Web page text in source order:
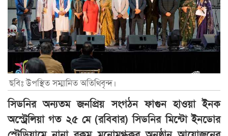
ছবিঃ উপস্থিত সম্মানিত অতিথিবৃন্দ।
সিডনির অন্যতম জনপ্রিয় সংগঠন ফাগুন হাওয়া ইনক
অস্ট্রেলিয়া গত ২৫ মে (রবিবার) সিডনির মিন্টো ইনডোর